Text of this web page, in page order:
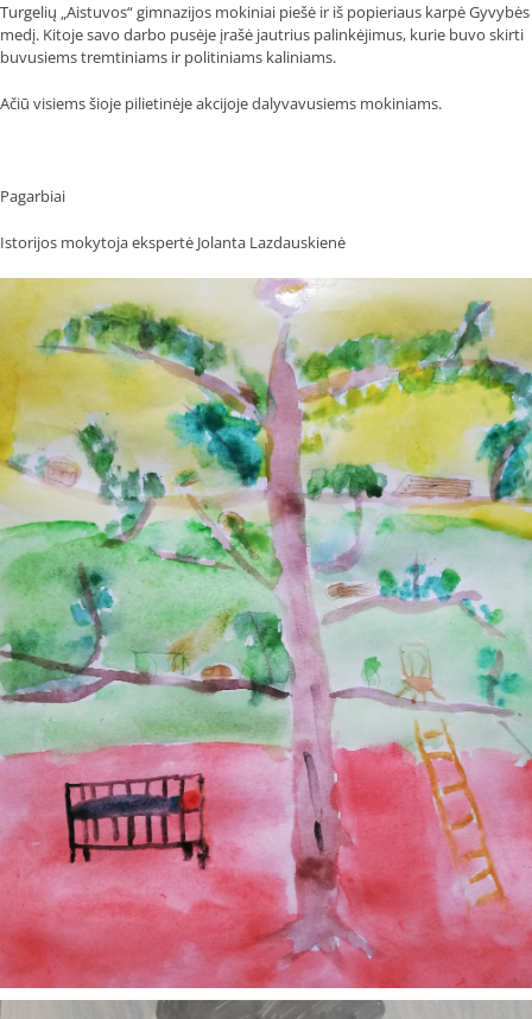
Turgelių „Aistuvos“ gimnazijos mokiniai piešė ir iš popieriaus karpė Gyvybės
medį. Kitoje savo darbo pusėje įrašė jautrius palinkėjimus, kurie buvo skirti
buvusiems tremtiniams ir politiniams kaliniams.
Ačiū visiems šioje pilietinėje akcijoje dalyvavusiems mokiniams.
Pagarbiai
Istorijos mokytoja ekspertė Jolanta Lazdauskienė